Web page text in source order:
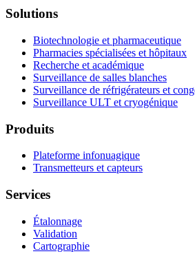
Solutions
Biotechnologie et pharmaceutique
Pharmacies spécialisées et hôpitaux
Recherche et académique
Surveillance de salles blanches
Surveillance de réfrigérateurs et
Surveillance ULT et cryogénique
Produits
Plateforme infonuagique
Transmetteurs et capteurs
Services
Étalonnage
Validation
Cartographie